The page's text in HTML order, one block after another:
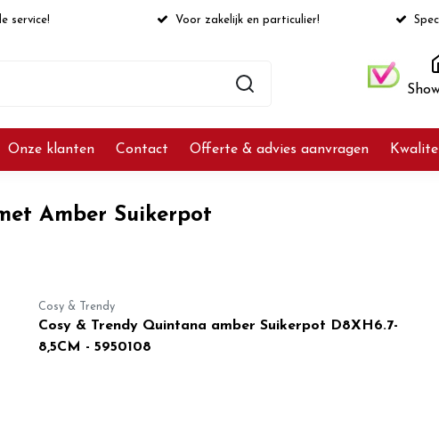
service! Voor zakelijk en particulier!
Onze klanten Contact Offerte & advies aanvragen
Amber Suikerpot
Cosy & Trendy
Cosy & Trendy Quintana amber Suikerpot D8XH6.7-
8,5CM - 5950108